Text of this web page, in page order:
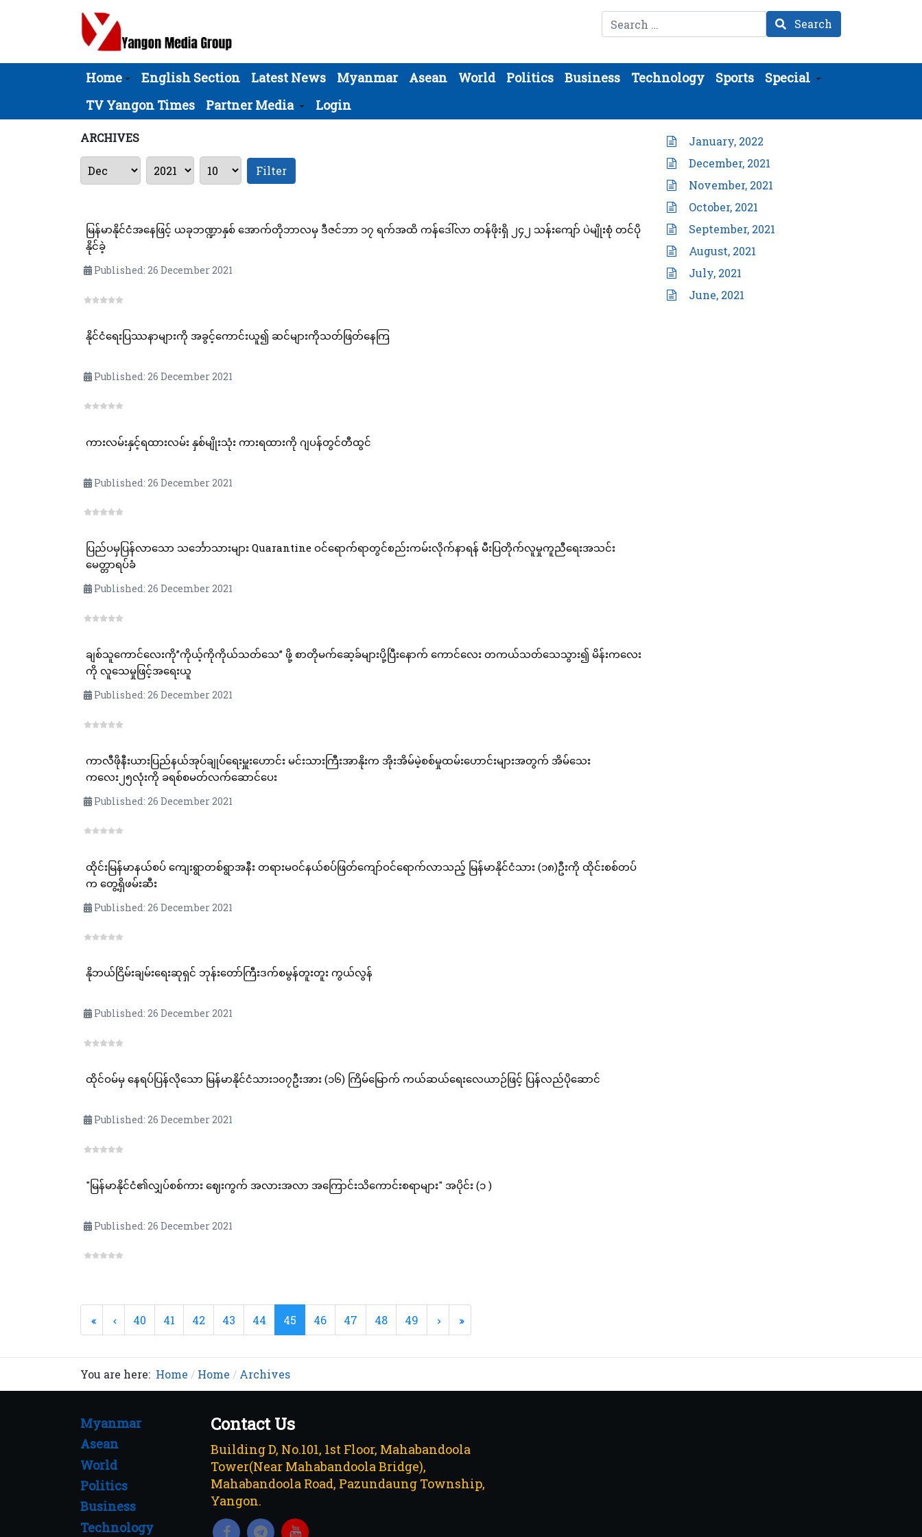
Search Search
Home English Section Latest News Myanmar Asean World Politics Business Technology Sports
Special
TV Yangon Times
Partner Media Login
ARCHIVES
Filter
မြန်မာနိုင်ငံအနေဖြင့် ယခုဘဏ္ဍာနှစ် အောက်တိုဘာလမှ ဒီဇင်ဘာ ၁၇ ရက်အထိ ကန်ဒေါ်လာ တန်ဖိုးရှိ ၂၄၂ သန်းကျော် ပဲမျိုးစုံ တင်ပို
နိုင်ခဲ့
Published: 26 December 2021
နိုင်ငံရေးပြဿနာများကို အခွင့်ကောင်းယူ၍ ဆင်များကိုသတ်ဖြတ်နေကြ
Published: 26 December 2021
ကားလမ်းနှင့်ရထားလမ်း နှစ်မျိုးသုံး ကားရထားကို ဂျပန်တွင်တီထွင်
Published: 26 December 2021
ပြည်ပမှပြန်လာသော သင်္ဘောသားများ Quarantine ဝင်ရောက်ရာတွင်စည်းကမ်းလိုက်နာရန် မီးပြတိုက်လူမှုကူညီရေးအသင်း
မေတ္တာရပ်ခံ
Published: 26 December 2021
ချစ်သူကောင်လေးကို”ကိုယ့်ကိုကိုယ်သတ်သေ” ဖို့ စာတိုမက်ဆေ့ခ်များပို့ပြီးနောက် ကောင်လေး တကယ်သတ်သေသွား၍ မိန်းကလေး
ကို လူသေမှုဖြင့်အရေးယူ
Published: 26 December 2021
ကာလီဖိုနီးယားပြည်နယ်အုပ်ချုပ်ရေးမှူးဟောင်း မင်းသားကြီးအာနိုးက အိုးအိမ်မဲ့စစ်မှုထမ်းဟောင်းများအတွက် အိမ်သေး
ကလေး၂၅လုံးကို ခရစ်စမတ်လက်ဆောင်ပေး
Published: 26 December 2021
ထိုင်းမြန်မာနယ်စပ် ကျေးရွာတစ်ရွာအနီး တရားမဝင်နယ်စပ်ဖြတ်ကျော်ဝင်ရောက်လာသည့် မြန်မာနိုင်ငံသား (၁၈)ဦးကို ထိုင်းစစ်တပ်
က တွေ့ရှိဖမ်းဆီး
Published: 26 December 2021
နိုဘယ်ငြိမ်းချမ်းရေးဆုရှင် ဘုန်းတော်ကြီးဒက်စမွန်တူးတူး ကွယ်လွန်
Published: 26 December 2021
ထိုင်ဝမ်မှ နေရပ်ပြန်လိုသော မြန်မာနိုင်ငံသား၁၀၇ဦးအား (၁၆) ကြိမ်မြောက် ကယ်ဆယ်ရေးလေယာဉ်ဖြင့် ပြန်လည်ပိုဆောင်
Published: 26 December 2021
"မြန်မာနိုင်ငံ၏လျှပ်စစ်ကား ဈေးကွက် အလားအလာ အကြောင်းသိကောင်းစရာများ" အပိုင်း (၁ )
Published: 26 December 2021
40 41 42 43 44 45 46 47 48 49
January, 2022
December, 2021
November, 2021
October, 2021
September, 2021
August, 2021
July, 2021
June, 2021
You are here: Home Home Archives
Myanmar
Asean
World
Politics
Business
Technology
Contact Us
Building D, No.101, 1st Floor, Mahabandoola
Tower(Near Mahabandoola Bridge),
Mahabandoola Road, Pazundaung Township,
Yangon.